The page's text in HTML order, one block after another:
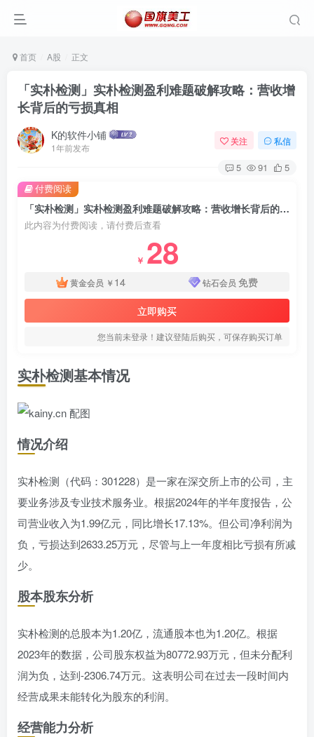
首页 A股 正文
「实朴检测」实朴检测盈利难题破解攻略：营收增
长背后的亏损真相
K的软件小铺
1年前发布
关注 私信
5 91 5
「实朴检测」实朴检测盈利难题破解攻略：营收增长背后的亏损真相
此内容为付费阅读，请付费后查看
￥ 28
黄金会员 ￥ 14 钻石会员 免费
立即购买
您当前未登录！建议登陆后购买，可保存购买订单
付费阅读
实朴检测基本情况
情况介绍
实朴检测（代码：301228）是一家在深交所上市的公司，主
要业务涉及专业技术服务业。根据2024年的半年度报告，公
司营业收入为1.99亿元，同比增长17.13%。但公司净利润为
负，亏损达到2633.25万元，尽管与上一年度相比亏损有所减
少。
股本股东分析
实朴检测的总股本为1.20亿，流通股本也为1.20亿。根据
2023年的数据，公司股东权益为80772.93万元，但未分配利
润为负，达到-2306.74万元。这表明公司在过去一段时间内
经营成果未能转化为股东的利润。
经营能力分析